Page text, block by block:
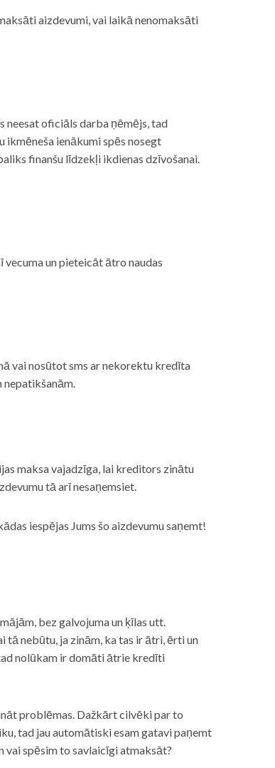
aizdevumi, vai laikā nenomaksāti
neesat oficiāls darba ņēmējs, tad
ienākumi spēs nosegt
finanšu līdzekļi ikdienas dzīvošanai.
vecuma un pieteicāt ātro naudas
vai nosūtot sms ar nekorektu kredīta
nepatikšanām.
maksa vajadzīga, lai kreditors zinātu
tā arī nesaņemsiet.
iespējas Jums šo aizdevumu saņemt!
bez galvojuma un ķīlas utt.
tā nebūtu, ja zinām, ka tas ir ātri, ērti un
nolūkam ir domāti ātrie kredīti
problēmas. Dažkārt cilvēki par to
tad jau automātiski esam gatavi paņemt
vai spēsim to savlaicīgi atmaksāt?